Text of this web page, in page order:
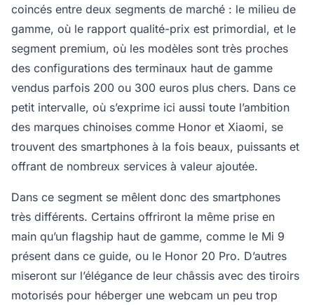
coincés entre deux segments de marché : le milieu de
gamme, où le rapport qualité-prix est primordial, et le
segment premium, où les modèles sont très proches
des configurations des terminaux haut de gamme
vendus parfois 200 ou 300 euros plus chers. Dans ce
petit intervalle, où s’exprime ici aussi toute l’ambition
des marques chinoises comme Honor et Xiaomi, se
trouvent des smartphones à la fois beaux, puissants et
offrant de nombreux services à valeur ajoutée.
Dans ce segment se mêlent donc des smartphones
très différents. Certains offriront la même prise en
main qu’un flagship haut de gamme, comme le Mi 9
présent dans ce guide, ou le Honor 20 Pro. D’autres
miseront sur l’élégance de leur châssis avec des tiroirs
motorisés pour héberger une webcam un peu trop